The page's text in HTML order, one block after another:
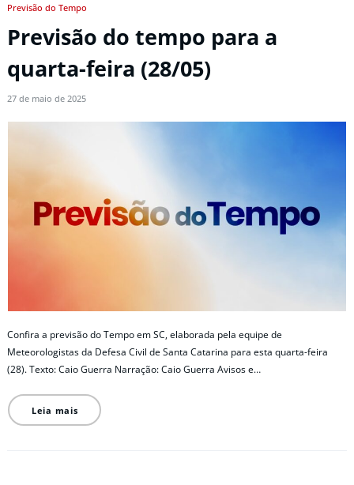
Previsão do Tempo
Previsão do tempo para a
quarta-feira (28/05)
27 de maio de 2025
Confira a previsão do Tempo em SC, elaborada pela equipe de
Meteorologistas da Defesa Civil de Santa Catarina para esta quarta-feira
(28). Texto: Caio Guerra Narração: Caio Guerra Avisos e…
Leia mais